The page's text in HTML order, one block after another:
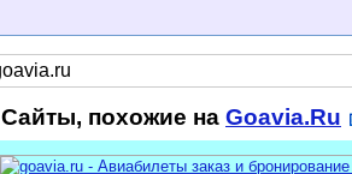
Сайты, похожие на Goavia.Ru